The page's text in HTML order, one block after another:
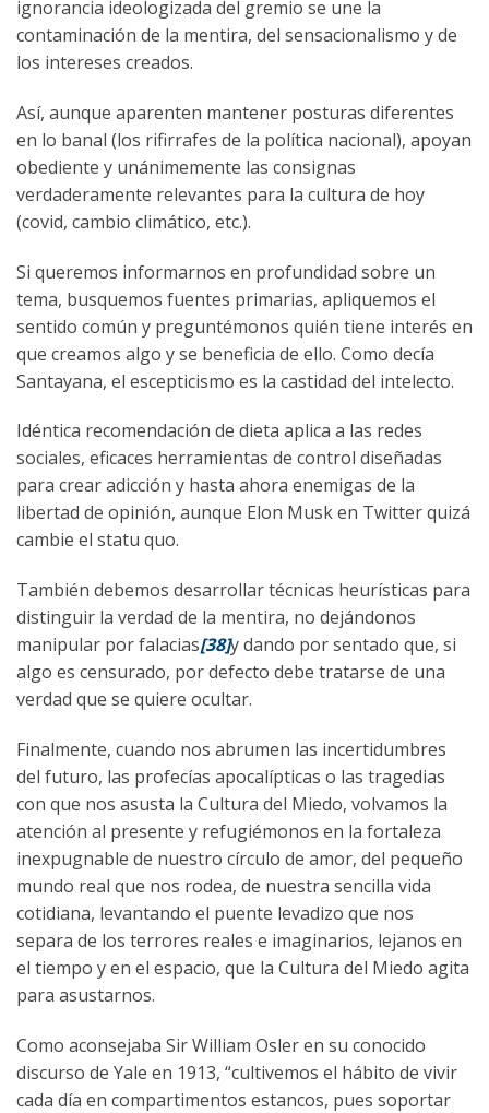
ignorancia ideologizada del gremio se une la
contaminación de la mentira, del sensacionalismo y de
los intereses creados.
Así, aunque aparenten mantener posturas diferentes
en lo banal (los rifirrafes de la política nacional), apoyan
obediente y unánimemente las consignas
verdaderamente relevantes para la cultura de hoy
(covid, cambio climático, etc.).
Si queremos informarnos en profundidad sobre un
tema, busquemos fuentes primarias, apliquemos el
sentido común y preguntémonos quién tiene interés en
que creamos algo y se beneficia de ello. Como decía
Santayana, el escepticismo es la castidad del intelecto.
Idéntica recomendación de dieta aplica a las redes
sociales, eficaces herramientas de control diseñadas
para crear adicción y hasta ahora enemigas de la
libertad de opinión, aunque Elon Musk en Twitter quizá
cambie el statu quo.
También debemos desarrollar técnicas heurísticas para
distinguir la verdad de la mentira, no dejándonos
manipular por falacias[38]y dando por sentado que, si
algo es censurado, por defecto debe tratarse de una
verdad que se quiere ocultar.
Finalmente, cuando nos abrumen las incertidumbres
del futuro, las profecías apocalípticas o las tragedias
con que nos asusta la Cultura del Miedo, volvamos la
atención al presente y refugiémonos en la fortaleza
inexpugnable de nuestro círculo de amor, del pequeño
mundo real que nos rodea, de nuestra sencilla vida
cotidiana, levantando el puente levadizo que nos
separa de los terrores reales e imaginarios, lejanos en
el tiempo y en el espacio, que la Cultura del Miedo agita
para asustarnos.
Como aconsejaba Sir William Osler en su conocido
discurso de Yale en 1913, “cultivemos el hábito de vivir
cada día en compartimentos estancos, pues soportar